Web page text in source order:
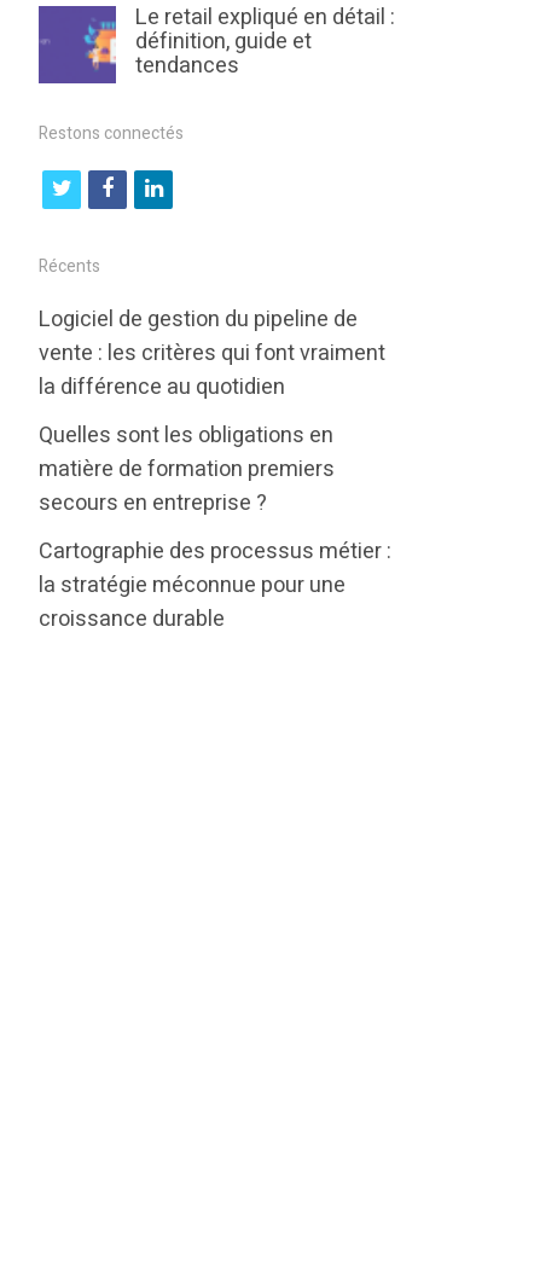
Le retail expliqué en détail :
définition, guide et
tendances
Restons connectés
t
i
t
t
e
f
b
o
k
l
e
d
i
n
Récents
Logiciel de gestion du pipeline de
vente : les critères qui font vraiment
la différence au quotidien
Quelles sont les obligations en
matière de formation premiers
secours en entreprise ?
Cartographie des processus métier :
la stratégie méconnue pour une
croissance durable